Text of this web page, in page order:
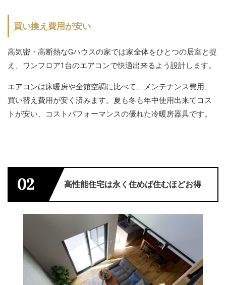
買い換え費用が安い
高気密・高断熱なGハウスの家では家全体をひとつの居室と捉
え、ワンフロア1台のエアコンで快適出来るよう設計します。
エアコンは床暖房や全館空調に比べて、メンテナンス費用、
買い替え費用が安く済みます。夏も冬も年中使用出来てコス
トが安い、コストパフォーマンスの優れた冷暖房器具です。
02 高性能住宅は永く住めば住むほどお得